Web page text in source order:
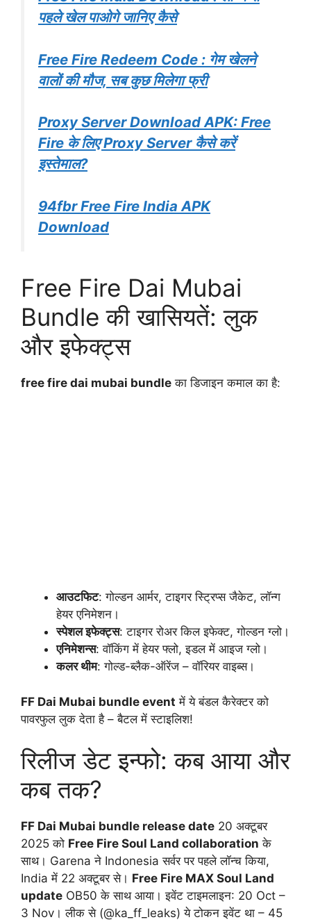
पहले खेल पाओगे जानिए कैसे
Free Fire Redeem Code : गेम खेलने
वालों की मौज, सब कुछ मिलेगा फ्री
Proxy Server Download APK: Free
Fire के लिए Proxy Server कैसे करें
इस्तेमाल?
94fbr Free Fire India APK
Download
Free Fire Dai Mubai
Bundle की खासियतें: लुक
और इफेक्ट्स
free fire dai mubai bundle का डिजाइन कमाल का है:
आउटफिट: गोल्डन आर्मर, टाइगर स्ट्रिप्स जैकेट, लॉन्ग
हेयर एनिमेशन।
स्पेशल इफेक्ट्स: टाइगर रोअर किल इफेक्ट, गोल्डन ग्लो।
एनिमेशन्स: वॉकिंग में हेयर फ्लो, इडल में आइज ग्लो।
कलर थीम: गोल्ड-ब्लैक-ऑरेंज – वॉरियर वाइब्स।
FF Dai Mubai bundle event में ये बंडल कैरेक्टर को
पावरफुल लुक देता है – बैटल में स्टाइलिश!
रिलीज डेट इन्फो: कब आया और
कब तक?
FF Dai Mubai bundle release date 20 अक्टूबर
2025 को Free Fire Soul Land collaboration के
साथ। Garena ने Indonesia सर्वर पर पहले लॉन्च किया,
India में 22 अक्टूबर से। Free Fire MAX Soul Land
update OB50 के साथ आया। इवेंट टाइमलाइन: 20 Oct –
3 Nov। लीक से (@ka_ff_leaks) ये टोकन इवेंट था – 45